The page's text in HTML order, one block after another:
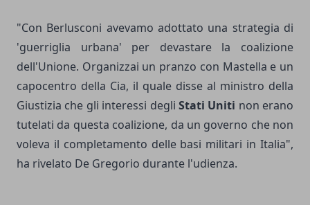
"Con Berlusconi avevamo adottato una strategia di
'guerriglia urbana' per devastare la coalizione
dell'Unione. Organizzai un pranzo con Mastella e un
capocentro della Cia, il quale disse al ministro della
Giustizia che gli interessi degli Stati Uniti non erano
tutelati da questa coalizione, da un governo che non
voleva il completamento delle basi militari in Italia",
ha rivelato De Gregorio durante l'udienza.